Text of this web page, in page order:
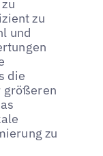
zu
und
die
zu